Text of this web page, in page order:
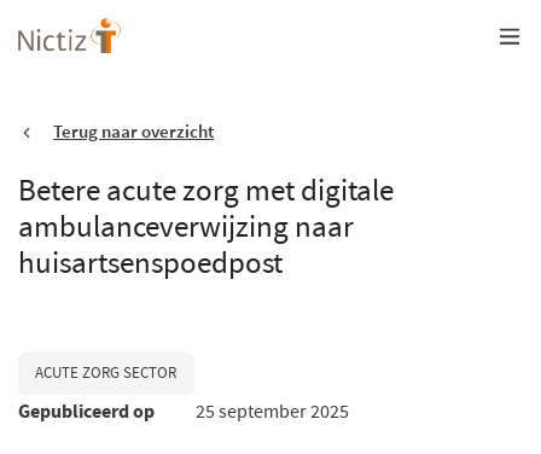
Overslaan
en
gaanTerug naar overzicht
Betere acute zorg met digitale
ambulanceverwijzing naar
huisartsenspoedpost
ACUTE ZORG SECTOR
Gepubliceerd op 25 september 2025